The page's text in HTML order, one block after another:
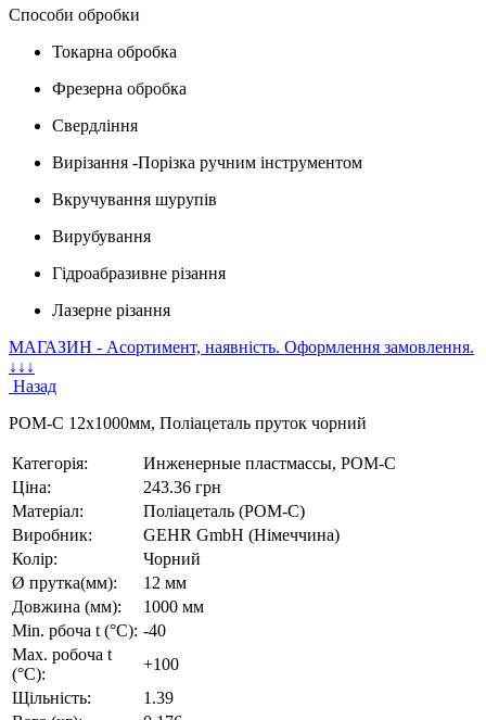
Способи обробки
Токарна обробка
Фрезерна обробка
Свердління
Вирізання -Порізка ручним інструментом
Вкручування шурупів
Вирубування
Гідроабразивне різання
Лазерне різання
МАГАЗИН - Асортимент, наявність. Оформлення замовлення.
↓↓↓
Назад
POM-C 12х1000мм, Поліацеталь пруток чорний
Категорія:
Инженерные пластмассы, POM-C
Ціна:
243.36 грн
Матеріал:
Поліацеталь (POM-C)
Виробник:
GEHR GmbH (Німеччина)
Колір:
Чорний
Ø прутка(мм):
12 мм
Довжина (мм):
1000 мм
Min. рбоча t (°C): -40
Max. робоча t
(°C):
+100
Щільність:
1.39